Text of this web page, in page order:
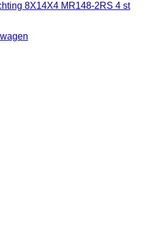
8X14X4 MR148-2RS 4 st